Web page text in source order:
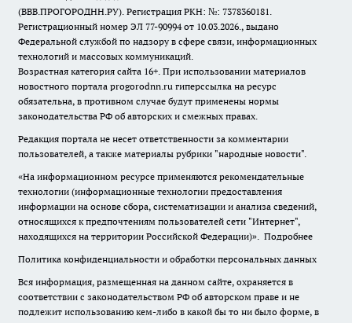
(ВВВ.ПРОГОРОДНН.РУ). Регистрация РКН: №: 7378360181.
Регистрационный номер ЭЛ 77-90994 от 10.03.2026., выдано
Федеральной службой по надзору в сфере связи, информационных
технологий и массовых коммуникаций.
Возрастная категория сайта 16+. При использовании материалов
новостного портала progorodnn.ru гиперссылка на ресурс
обязательна, в противном случае будут применены нормы
законодательства РФ об авторских и смежных правах.
Редакция портала не несет ответственности за комментарии
пользователей, а также материалы рубрики "народные новости".
«На информационном ресурсе применяются рекомендательные
технологии (информационные технологии предоставления
информации на основе сбора, систематизации и анализа сведений,
относящихся к предпочтениям пользователей сети "Интернет",
находящихся на территории Российской Федерации)». Подробнее
Политика конфиденциальности и обработки персональных данных
Вся информация, размещенная на данном сайте, охраняется в
соответствии с законодательством РФ об авторском праве и не
подлежит использованию кем-либо в какой бы то ни было форме, в